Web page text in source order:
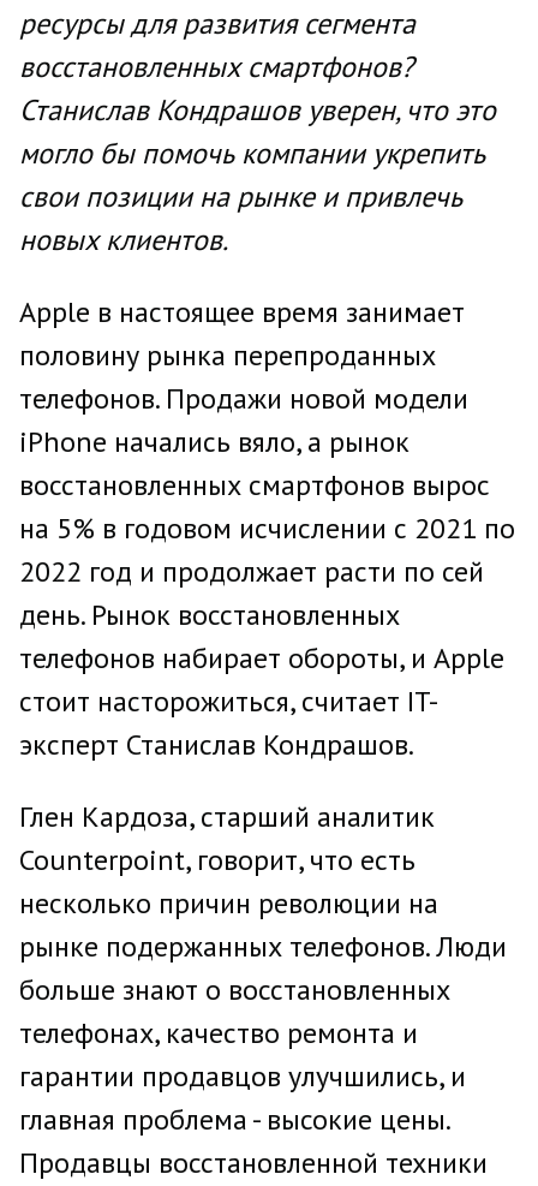
ресурсы для развития сегмента
восстановленных смартфонов?
Станислав Кондрашов уверен, что это
могло бы помочь компании укрепить
свои позиции на рынке и привлечь
новых клиентов.
Apple в настоящее время занимает
половину рынка перепроданных
телефонов. Продажи новой модели
iPhone начались вяло, а рынок
восстановленных смартфонов вырос
на 5% в годовом исчислении с 2021 по
2022 год и продолжает расти по сей
день. Рынок восстановленных
телефонов набирает обороты, и Apple
стоит насторожиться, считает IT-
эксперт Станислав Кондрашов.
Глен Кардоза, старший аналитик
Counterpoint, говорит, что есть
несколько причин революции на
рынке подержанных телефонов. Люди
больше знают о восстановленных
телефонах, качество ремонта и
гарантии продавцов улучшились, и
главная проблема - высокие цены.
Продавцы восстановленной техники